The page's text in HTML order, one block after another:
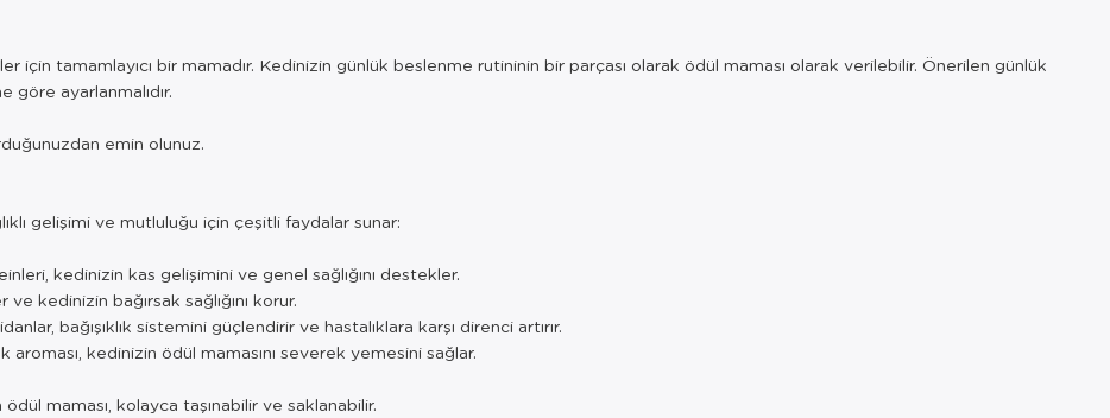
tamamlayıcı bir mamadır. Kedinizin günlük beslenme rutininin bir parçası olarak ödül maması olarak verilebilir. Önerilen günlük
göre ayarlanmalıdır.
emin olunuz.
gelişimi ve mutluluğu için çeşitli faydalar sunar:
kedinizin kas gelişimini ve genel sağlığını destekler.
kedinizin bağırsak sağlığını korur.
bağışıklık sistemini güçlendirir ve hastalıklara karşı direnci artırır.
kedinizin ödül mamasını severek yemesini sağlar.
maması, kolayca taşınabilir ve saklanabilir.